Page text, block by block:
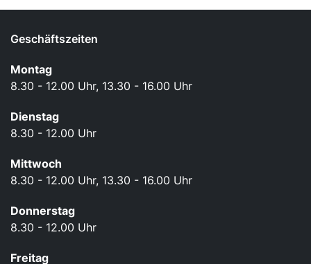
Geschäftszeiten
Montag
8.30 - 12.00 Uhr, 13.30 - 16.00 Uhr
Dienstag
8.30 - 12.00 Uhr
Mittwoch
8.30 - 12.00 Uhr, 13.30 - 16.00 Uhr
Donnerstag
8.30 - 12.00 Uhr
Freitag